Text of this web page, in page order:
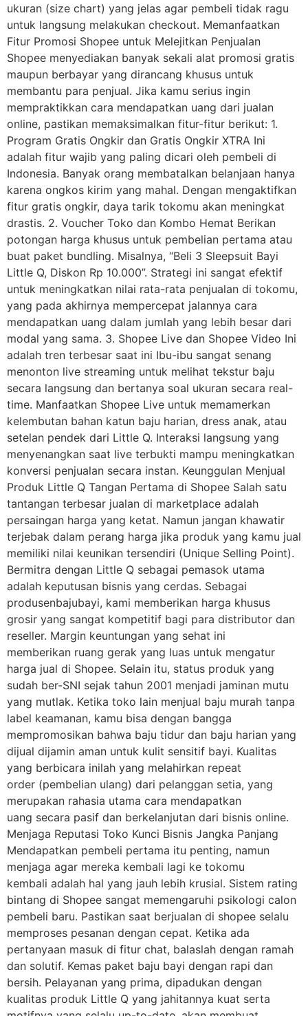
ukuran (size chart) yang jelas agar pembeli tidak ragu
untuk langsung melakukan checkout. Memanfaatkan
Fitur Promosi Shopee untuk Melejitkan Penjualan
Shopee menyediakan banyak sekali alat promosi gratis
maupun berbayar yang dirancang khusus untuk
membantu para penjual. Jika kamu serius ingin
mempraktikkan cara mendapatkan uang dari jualan
online, pastikan memaksimalkan fitur-fitur berikut: 1.
Program Gratis Ongkir dan Gratis Ongkir XTRA Ini
adalah fitur wajib yang paling dicari oleh pembeli di
Indonesia. Banyak orang membatalkan belanjaan hanya
karena ongkos kirim yang mahal. Dengan mengaktifkan
fitur gratis ongkir, daya tarik tokomu akan meningkat
drastis. 2. Voucher Toko dan Kombo Hemat Berikan
potongan harga khusus untuk pembelian pertama atau
buat paket bundling. Misalnya, “Beli 3 Sleepsuit Bayi
Little Q, Diskon Rp 10.000”. Strategi ini sangat efektif
untuk meningkatkan nilai rata-rata penjualan di tokomu,
yang pada akhirnya mempercepat jalannya cara
mendapatkan uang dalam jumlah yang lebih besar dari
modal yang sama. 3. Shopee Live dan Shopee Video Ini
adalah tren terbesar saat ini Ibu-ibu sangat senang
menonton live streaming untuk melihat tekstur baju
secara langsung dan bertanya soal ukuran secara real-
time. Manfaatkan Shopee Live untuk memamerkan
kelembutan bahan katun baju harian, dress anak, atau
setelan pendek dari Little Q. Interaksi langsung yang
menyenangkan saat live terbukti mampu meningkatkan
konversi penjualan secara instan. Keunggulan Menjual
Produk Little Q Tangan Pertama di Shopee Salah satu
tantangan terbesar jualan di marketplace adalah
persaingan harga yang ketat. Namun jangan khawatir
terjebak dalam perang harga jika produk yang kamu jual
memiliki nilai keunikan tersendiri (Unique Selling Point).
Bermitra dengan Little Q sebagai pemasok utama
adalah keputusan bisnis yang cerdas. Sebagai
produsenbajubayi, kami memberikan harga khusus
grosir yang sangat kompetitif bagi para distributor dan
reseller. Margin keuntungan yang sehat ini
memberikan ruang gerak yang luas untuk mengatur
harga jual di Shopee. Selain itu, status produk yang
sudah ber-SNI sejak tahun 2001 menjadi jaminan mutu
yang mutlak. Ketika toko lain menjual baju murah tanpa
label keamanan, kamu bisa dengan bangga
mempromosikan bahwa baju tidur dan baju harian yang
dijual dijamin aman untuk kulit sensitif bayi. Kualitas
yang berbicara inilah yang melahirkan repeat
order (pembelian ulang) dari pelanggan setia, yang
merupakan rahasia utama cara mendapatkan
uang secara pasif dan berkelanjutan dari bisnis online.
Menjaga Reputasi Toko Kunci Bisnis Jangka Panjang
Mendapatkan pembeli pertama itu penting, namun
menjaga agar mereka kembali lagi ke tokomu
kembali adalah hal yang jauh lebih krusial. Sistem rating
bintang di Shopee sangat memengaruhi psikologi calon
pembeli baru. Pastikan saat berjualan di shopee selalu
memproses pesanan dengan cepat. Ketika ada
pertanyaan masuk di fitur chat, balaslah dengan ramah
dan solutif. Kemas paket baju bayi dengan rapi dan
bersih. Pelayanan yang prima, dipadukan dengan
kualitas produk Little Q yang jahitannya kuat serta